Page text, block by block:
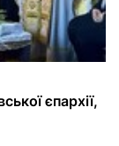
єпархії,